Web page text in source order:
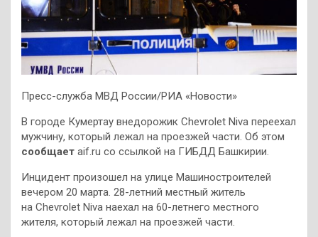
Пресс-служба МВД России/РИА «Новости»
В городе Кумертау внедорожик Chevrolet Niva переехал
мужчину, который лежал на проезжей части. Об этом
сообщает aif.ru со ссылкой на ГИБДД Башкирии.
Инцидент произошел на улице Машиностроителей
вечером 20 марта. 28-летний местный житель
на Chevrolet Niva наехал на 60-летнего местного
жителя, который лежал на проезжей части.